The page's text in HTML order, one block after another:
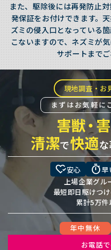
また、駆除後には再発防止
発保証をお付けできます。
ズミの侵入口となっている
こないますので、ネズミが
サポートまで
現地調査・お
まずはお気軽に
害獣・
清潔で快適
heart_check安心 timer早
上場企業グル
最短即日駆けつ
累計5万
年中無休
お電話